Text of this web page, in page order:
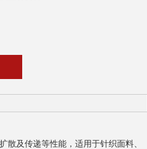
散及传递等性能，适用于针织面料、